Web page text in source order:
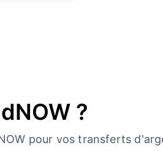
?
pour vos transferts